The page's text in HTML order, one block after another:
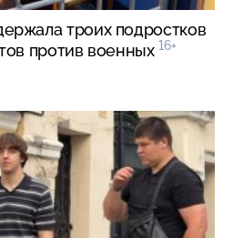
троих подростков
против военных 16+